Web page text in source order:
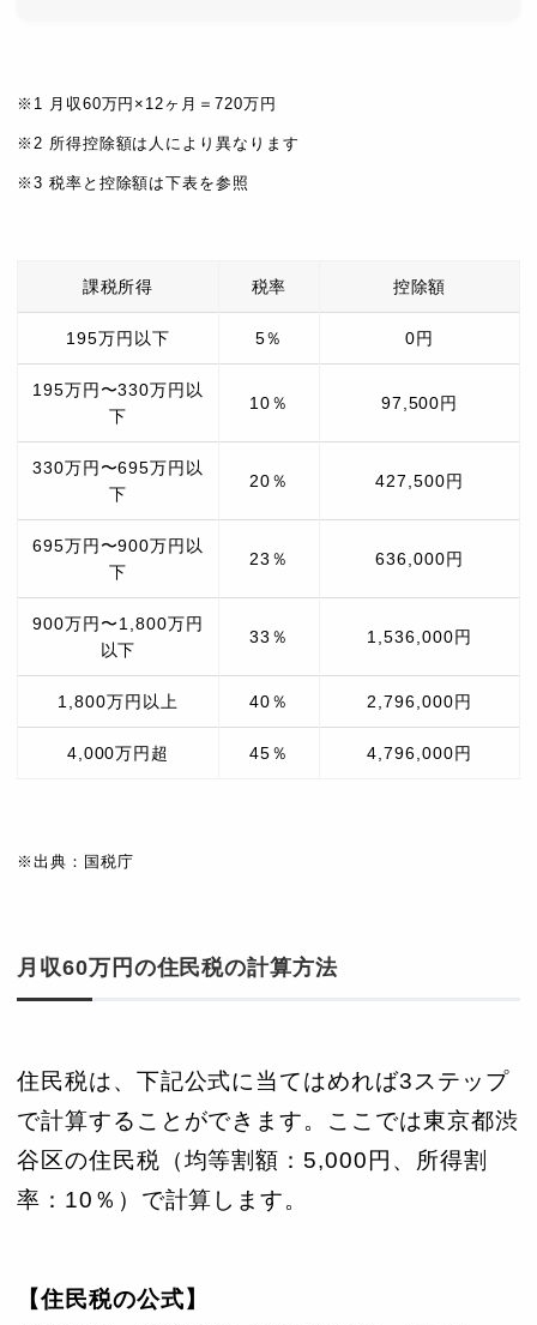
※1 月収60万円×12ヶ月＝720万円
※2 所得控除額は人により異なります
※3 税率と控除額は下表を参照
課税所得 税率 控除額
195万円以下 5％ 0円
195万円〜330万円以
下
10％ 97,500円
330万円〜695万円以
下
20％ 427,500円
695万円〜900万円以
下
23％ 636,000円
900万円〜1,800万円
以下
33％ 1,536,000円
1,800万円以上 40％ 2,796,000円
4,000万円超 45％ 4,796,000円
※出典：国税庁
月収60万円の住民税の計算方法
住民税は、下記公式に当てはめれば3ステップ
で計算することができます。ここでは東京都渋
谷区の住民税（均等割額：5,000円、所得割
率：10％）で計算します。
【住民税の公式】